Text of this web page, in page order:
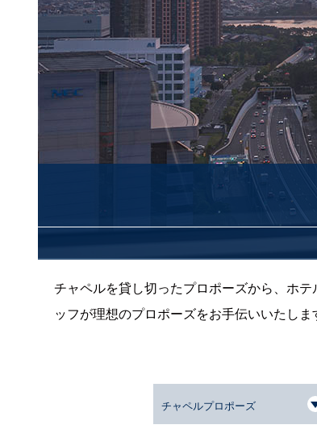
チャペルを貸し切ったプロポーズから、ホ
ッフが理想のプロポーズをお手伝いいたしま
チャペルプロポーズ